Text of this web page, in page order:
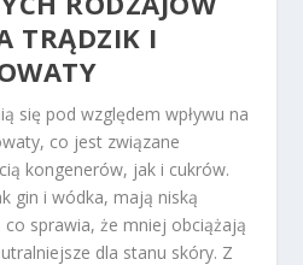
TRĄDZIK I
się pod względem wpływu na
co jest związane
kongenerów, jak i cukrów.
gin i wódka, mają niską
sprawia, że mniej obciążają
dla stanu skóry. Z